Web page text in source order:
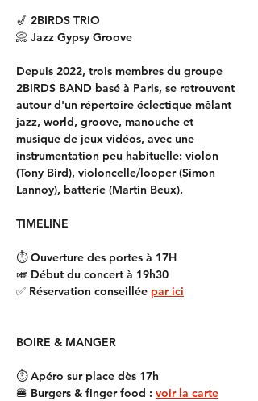
🎷 2BIRDS TRIO
📀 Jazz Gypsy Groove
Depuis 2022, trois membres du groupe
2BIRDS BAND basé à Paris, se retrouvent
autour d'un répertoire éclectique mêlant
jazz, world, groove, manouche et
musique de jeux vidéos, avec une
instrumentation peu habituelle: violon
(Tony Bird), violoncelle/looper (Simon
Lannoy), batterie (Martin Beux).
TIMELINE
⏱️ Ouverture des portes à 17H
🎺 Début du concert à 19h30
✅ Réservation conseillée par ici
BOIRE & MANGER
⏱️ Apéro sur place dès 17h
🍔 Burgers & finger food : voir la carte